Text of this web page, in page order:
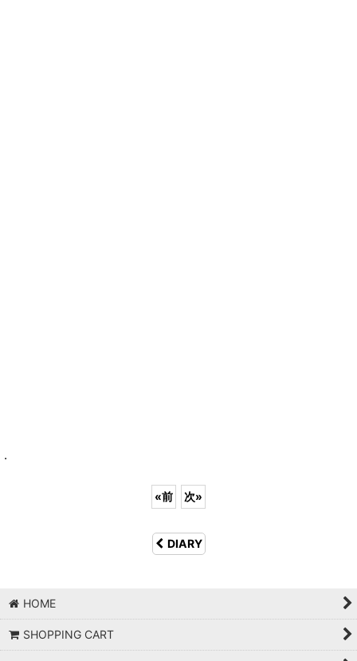
.
«前 次»
DIARY
HOME
SHOPPING CART